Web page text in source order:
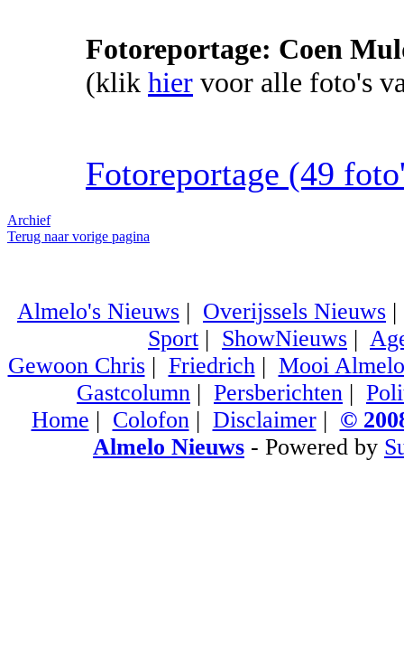
Fotoreportage: Coen
(klik hier voor alle foto's
Fotoreportage (49
Archief
Terug naar vorige pagina
Almelo's Nieuws | Overijssels Nieuws
Sport | ShowNieuws |
Gewoon Chris| Friedrich| Mooi Almelo
Gastcolumn | Persberichten |
Home | Colofon| Disclaimer| ©
Almelo Nieuws - Powered by